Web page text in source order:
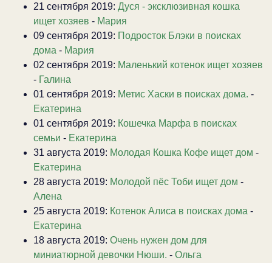
21 сентября 2019: Дуся - эксклюзивная кошка
ищет хозяев - Мария
09 сентября 2019: Подросток Блэки в поисках
дома - Мария
02 сентября 2019: Маленький котенок ищет хозяев
- Галина
01 сентября 2019: Метис Хаски в поисках дома. -
Екатерина
01 сентября 2019: Кошечка Марфа в поисках
семьи - Екатерина
31 августа 2019: Молодая Кошка Кофе ищет дом -
Екатерина
28 августа 2019: Молодой пёс Тоби ищет дом -
Алена
25 августа 2019: Котенок Алиса в поисках дома -
Екатерина
18 августа 2019: Очень нужен дом для
миниатюрной девочки Нюши. - Ольга